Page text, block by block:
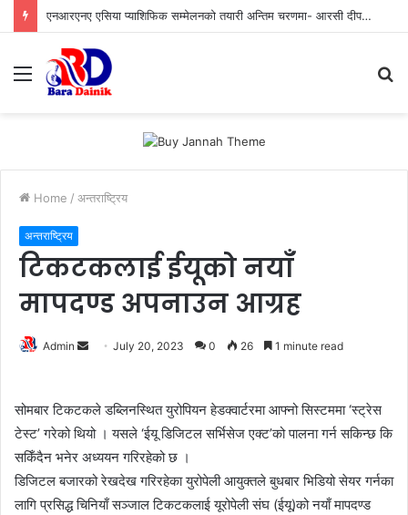
एनआरएनए एसिया प्याशिफिक सम्मेलनको तयारी अन्तिम चरणमा- आरसी दीपक कंडेल, ‘आरोहण–२०२६’ भव्य र सभ्य सम्मेलन हुने
Menu
Home / अन्तराष्ट्रिय
अन्तराष्ट्रिय
टिकटकलाई ईयूको नयाँ
मापदण्ड अपनाउन आग्रह
Admin
d
a
n
e
m
July 20, 2023 0 26 1 minute read
सोमबार टिकटकले डब्लिनस्थित युरोपियन हेडक्वार्टरमा आफ्नो सिस्टममा ‘स्ट्रेस
टेस्ट’ गरेको थियो । यसले ‘ईयू डिजिटल सर्भिसेज एक्ट’को पालना गर्न सकिन्छ कि
सकिँदैन भनेर अध्ययन गरिरहेको छ ।
डिजिटल बजारको रेखदेख गरिरहेका युरोपेली आयुक्तले बुधबार भिडियो सेयर गर्नका
लागि प्रसिद्ध चिनियाँ सञ्जाल टिकटकलाई यूरोपेली संघ (ईयू)को नयाँ मापदण्ड